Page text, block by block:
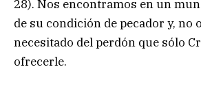
28). Nos encontramos en un
de su condición de pecador y, no
necesitado del perdón que sólo
ofrecerle.